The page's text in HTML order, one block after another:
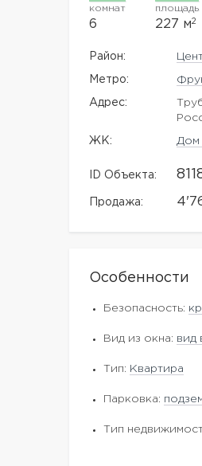
комнат
6
площадь
227 м2
Район:
Метро:
Адрес:
ЖK: Дом
ID Объекта:
Продажа:
Особенности
Безопасность:
Вид из окна: вид
Тип: Квартира
Парковка:
Тип